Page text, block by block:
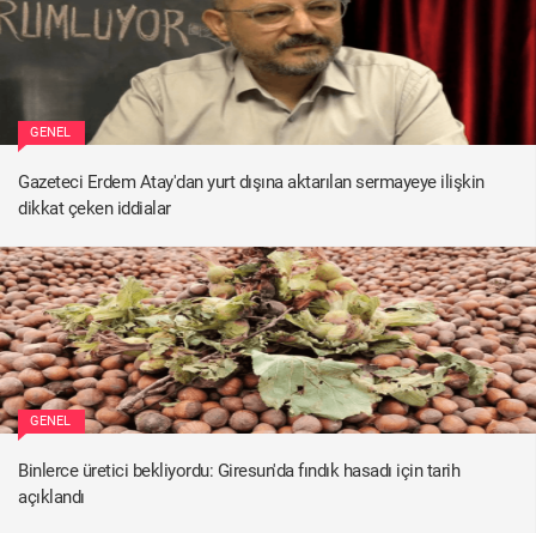
GENEL
Gazeteci Erdem Atay'dan yurt dışına aktarılan sermayeye ilişkin
dikkat çeken iddialar
GENEL
Binlerce üretici bekliyordu: Giresun'da fındık hasadı için tarih
açıklandı